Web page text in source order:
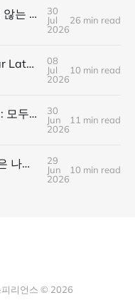
AI에 읽히되, AI로 환원되지 않는 것 — 새로운 낭만의 시대, 브랜드와 비즈니스가 향해야 할 방향
30
Jul
2026
26 min read
Working Scholar, One Year Later : 1년 후, 다시 보내는 응원
08
Jul
2026
10 min read
바람 매거진 6월호_언더독 : 모두가 가는 길을 가지 않는다, 나의 길을 만든다
30
Jun
2026
11 min read
The Blue Sharks : 가장 작은 나라가 만든 가장 넓은 연결
29
Jun
2026
10 min read
리언스 © 2026